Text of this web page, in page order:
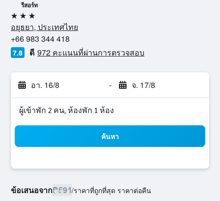
รีสอร์ท
3 ดาว
อยุธยา, ประเทศไทย
+66 983 344 418
7.8 ดี 972 คะแนนที่ผ่านการตรวจสอบ
อา. 16/8 - จ. 17/8
ผู้เข้าพัก 2 คน, ห้องพัก 1 ห้อง
ค้นหา
ข้อเสนอจาก฿594/ราคาที่ถูกที่สุด ราคาต่อคืน